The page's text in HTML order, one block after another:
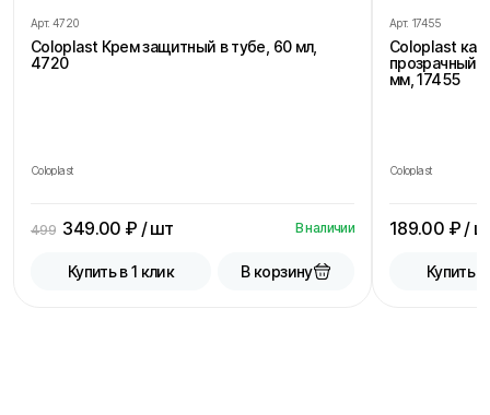
Арт. 4720
Coloplast Крем защитный в тубе, 60 мл,
4720
Coloplast
499 349.00 ₽ / шт В наличии
Купить в 1 клик В корзину
Арт. 17455
Coloplast
прозрачный,
мм, 17455
Coloplast
189.00 ₽ /
Купить в